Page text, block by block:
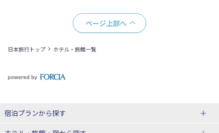
ページ上部へ
日本旅行トップ ホテル・旅館一覧
宿泊プランから探す